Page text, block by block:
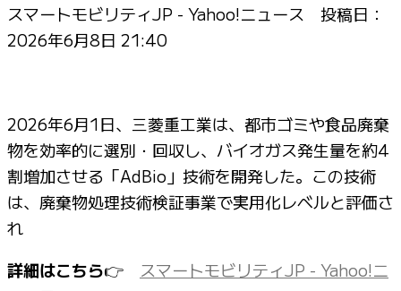
スマートモビリティJP - Yahoo!ニュース 投稿日：
2026年6月8日 21:40
2026年6月1日、三菱重工業は、都市ゴミや食品廃棄
物を効率的に選別・回収し、バイオガス発生量を約4
割増加させる「AdBio」技術を開発した。この技術
は、廃棄物処理技術検証事業で実用化レベルと評価さ
れ
詳細はこちら👉 スマートモビリティJP - Yahoo!ニ